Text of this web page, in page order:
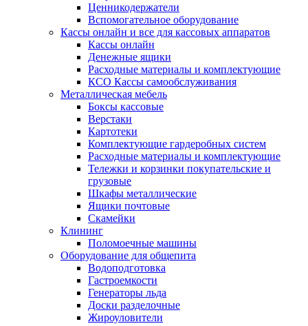
Ценникодержатели
Вспомогательное оборудование
Кассы онлайн и все для кассовых аппаратов
Кассы онлайн
Денежные ящики
Расходные материалы и комплектующие
КСО Кассы самообслуживания
Металлическая мебель
Боксы кассовые
Верстаки
Картотеки
Комплектующие гардеробных систем
Расходные материалы и комплектующие
Тележки и корзинки покупательские и
грузовые
Шкафы металлические
Ящики почтовые
Скамейки
Клининг
Поломоечные машины
Оборудование для общепита
Водоподготовка
Гастроемкости
Генераторы льда
Доски разделочные
Жироуловители